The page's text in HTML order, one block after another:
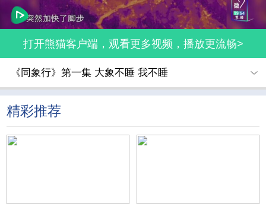
打开熊猫客户端，观看更多视频，播放更流畅>
《同象行》第一集 大象不睡 我不睡
精彩推荐